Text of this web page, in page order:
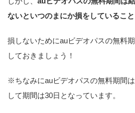
ないといつのまにか損をしているこ
損しないためにauビデオパスの無料
しておきましょう！
※ちなみにauビデオパスの無料期間
して期間は30日となっています。